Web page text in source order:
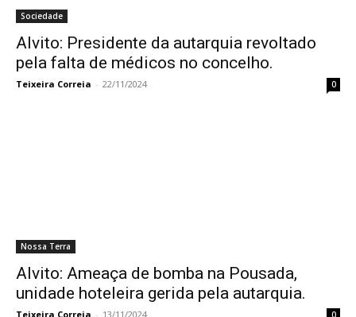
Sociedade
Alvito: Presidente da autarquia revoltado
pela falta de médicos no concelho.
Teixeira Correia - 22/11/2024 0
Nossa Terra
Alvito: Ameaça de bomba na Pousada,
unidade hoteleira gerida pela autarquia.
Teixeira Correia - 13/11/2024 0